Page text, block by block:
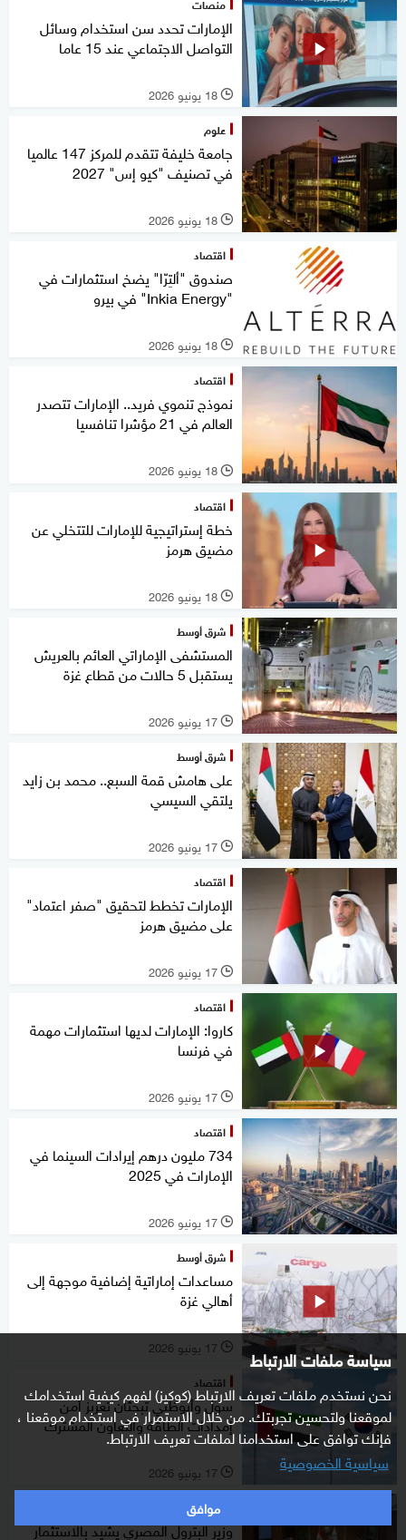
سياسة ملفات الارتباط
نحن نستخدم ملفات تعريف الارتباط (كوكيز) لفهم كيفية استخدامك
لموقعنا ولتحسين تجربتك. من خلال الاستمرار في استخدام موقعنا ،
فإنك توافق على استخدامنا لملفات تعريف الارتباط.
سياسية الخصوصية
موافق
الإمارات تحدد سن استخدام وسائل
التواصل الاجتماعي عند 15 عاما
l 18 يونيو 2026
علوم
جامعة خليفة تتقدم للمركز 147 عالميا
في تصنيف "كيو إس" 2027
l 18 يونيو 2026
اقتصاد
صندوق "ألتِرّا" يضخ استثمارات في
"Inkia Energy" في بيرو
l 18 يونيو 2026
اقتصاد
نموذج تنموي فريد.. الإمارات تتصدر
العالم في 21 مؤشرا تنافسيا
l 18 يونيو 2026
اقتصاد
خطة إستراتيجية للإمارات للتتخلي عن
مضيق هرمز
l 18 يونيو 2026
شرق أوسط
المستشفى الإماراتي العائم بالعريش
يستقبل 5 حالات من قطاع غزة
l 17 يونيو 2026
شرق أوسط
على هامش قمة السبع.. محمد بن زايد
يلتقي السيسي
l 17 يونيو 2026
اقتصاد
الإمارات تخطط لتحقيق "صفر اعتماد"
على مضيق هرمز
l 17 يونيو 2026
اقتصاد
كاروا: الإمارات لديها استثمارات مهمة
في فرنسا
l 17 يونيو 2026
اقتصاد
734 مليون درهم إيرادات السينما في
الإمارات في 2025
l 17 يونيو 2026
شرق أوسط
مساعدات إماراتية إضافية موجهة إلى
أهالي غزة
l 17 يونيو 2026
اقتصاد
سول وأبوظبي تبحثان تعزيز أمن
إمدادات الطاقة والتعاون المشترك
l 17 يونيو 2026
اقتصاد
وزير البترول المصري يشيد بالاستثمار